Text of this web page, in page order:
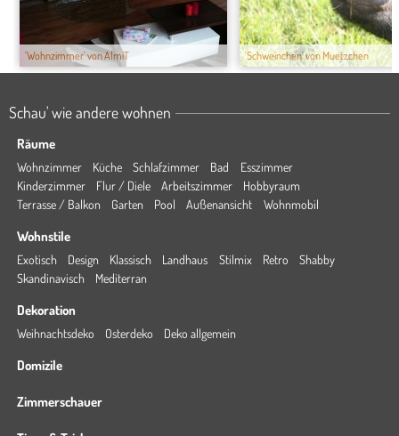
'Wohnzimmer' von AlmiT 'Schweinchen' von Muetzchen
Schau' wie andere wohnen
Räume
Wohnzimmer Küche Schlafzimmer Bad
Esszimmer
Kinderzimmer
Flur / Diele Arbeitszimmer
Hobbyraum
Terrasse / Balkon
Garten Pool Außenansicht Wohnmobil
Wohnstile
Exotisch Design Klassisch Landhaus Stilmix Retro
Shabby
Skandinavisch
Mediterran
Dekoration
Weihnachtsdeko Osterdeko Deko allgemein
Domizile
Zimmerschauer